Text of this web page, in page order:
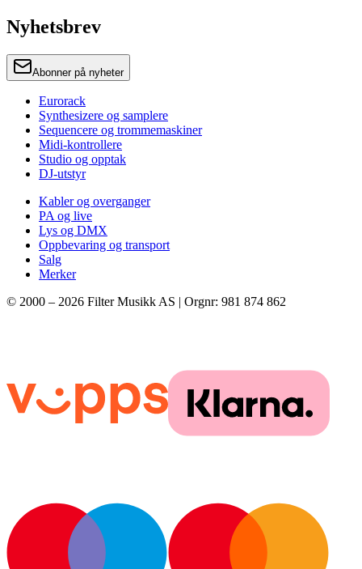
Nyhetsbrev
Abonner på nyheter
Eurorack
Synthesizere og samplere
Sequencere og trommemaskiner
Midi-kontrollere
Studio og opptak
DJ-utstyr
Kabler og overganger
PA og live
Lys og DMX
Oppbevaring og transport
Salg
Merker
© 2000 – 2026 Filter Musikk AS | Orgnr: 981 874 862